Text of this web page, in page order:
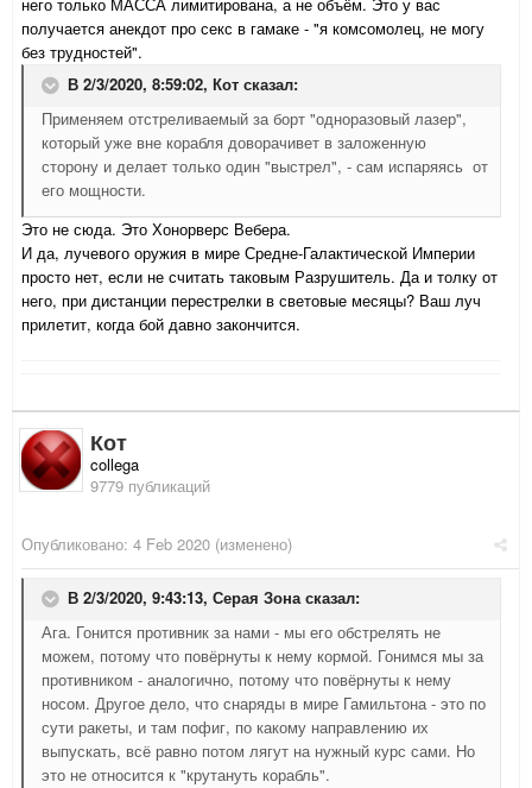
него только МАССА лимитирована, а не объём. Это у вас
получается анекдот про секс в гамаке - "я комсомолец, не могу
без трудностей".
В 2/3/2020, 8:59:02, Кот сказал:
Применяем отстреливаемый за борт "одноразовый лазер",
который уже вне корабля доворачивет в заложенную
сторону и делает только один "выстрел", - сам испаряясь от
его мощности.
Это не сюда. Это Хонорверс Вебера.
И да, лучевого оружия в мире Средне-Галактической Империи
просто нет, если не считать таковым Разрушитель. Да и толку от
него, при дистанции перестрелки в световые месяцы? Ваш луч
прилетит, когда бой давно закончится.
Кот
collega
9779 публикаций
Опубликовано: 4 Feb 2020 (изменено)
В 2/3/2020, 9:43:13, Серая Зонасказал:
Ага. Гонится противник за нами - мы его обстрелять не
можем, потому что повёрнуты к нему кормой. Гонимся мы за
противником - аналогично, потому что повёрнуты к нему
носом. Другое дело, что снаряды в мире Гамильтона - это по
сути ракеты, и там пофиг, по какому направлению их
выпускать, всё равно потом лягут на нужный курс сами. Но
это не относится к "крутануть корабль".